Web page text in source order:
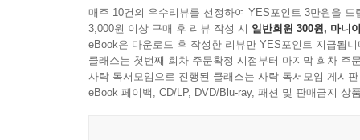
『호텔 뒤락』의 주인공 이디스 호프는 버지니
닮았다고 말한다. 단지 그녀는 낭만적 환상을 충
안정을 주려 노력했던 아버지 사이에서 자라 늘
제프리와의 결혼식 당일, 이디스는 하객들을
매주 10건의 우수리뷰를 선정하여 YES포인트 3만원을 드
3,000원 이상 구매 후 리뷰 작성 시 일반회원 300원, 마니
eBook은 다운로드 후 작성한 리뷰만 YES포인트 지급됩니
클래스는 첫번째 회차 주문확정 시점부터 마지막 회차 주
사락 독서모임으로 진행된 클래스는 사락 독서모임 게시
eBook 페이백, CD/LP, DVD/Blu-ray, 패션 및 판매금지 상